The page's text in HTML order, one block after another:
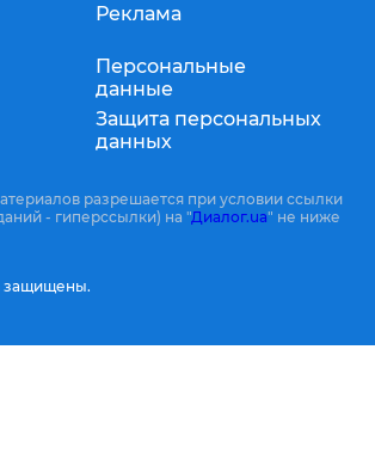
Реклама
Персональные
данные
Защита персональных
данных
разрешается при условии ссылки
- гиперссылки) на "Диалог.ua" не ниже
защищены.